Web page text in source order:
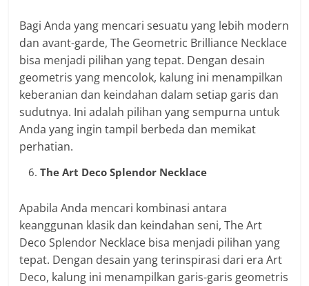
Bagi Anda yang mencari sesuatu yang lebih modern
dan avant-garde, The Geometric Brilliance Necklace
bisa menjadi pilihan yang tepat. Dengan desain
geometris yang mencolok, kalung ini menampilkan
keberanian dan keindahan dalam setiap garis dan
sudutnya. Ini adalah pilihan yang sempurna untuk
Anda yang ingin tampil berbeda dan memikat
perhatian.
The Art Deco Splendor Necklace
Apabila Anda mencari kombinasi antara
keanggunan klasik dan keindahan seni, The Art
Deco Splendor Necklace bisa menjadi pilihan yang
tepat. Dengan desain yang terinspirasi dari era Art
Deco, kalung ini menampilkan garis-garis geometris